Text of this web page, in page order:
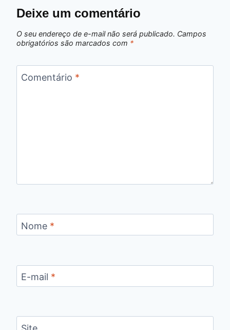
Deixe um comentário
O seu endereço de e-mail não será publicado. Campos
obrigatórios são marcados com *
Comentário *
Nome *
E-mail *